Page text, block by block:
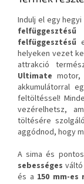
Indulj el egy hegyi
felfüggesztésű
helyeken vezet
attrakció
Ultimate motor,
akkumulátorral
feltöltéssel!
vezérelhetsz,
töltésére szolgáló
aggódnod, hogy
A sima és
sebességes
és a 150 mm-